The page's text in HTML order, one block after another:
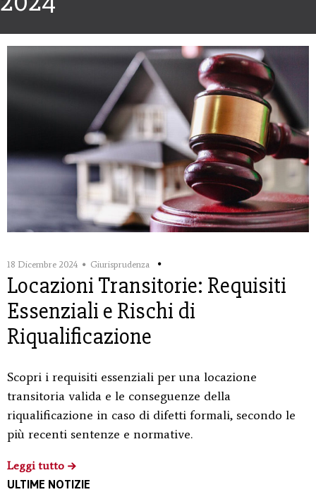
18 Dicembre 2024 Giurisprudenza
Locazioni Transitorie: Requisiti
Essenziali e Rischi di
Riqualificazione
Scopri i requisiti essenziali per una locazione
transitoria valida e le conseguenze della
riqualificazione in caso di difetti formali, secondo le
più recenti sentenze e normative.
Leggi tutto
ULTIME NOTIZIE